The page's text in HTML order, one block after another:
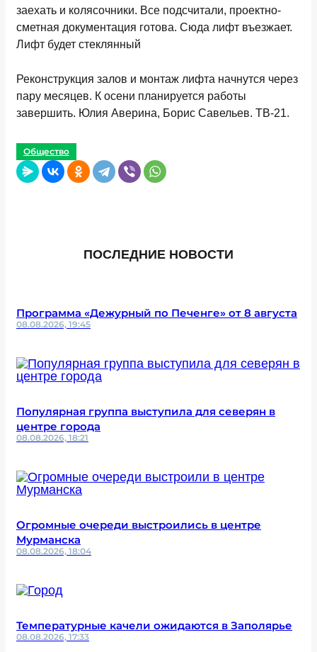
заехать и колясочники. Все подсчитали, проектно-
сметная документация готова. Сюда лифт въезжает.
Лифт будет стеклянный
Реконструкция залов и монтаж лифта начнутся через
пару месяцев. К осени планируется работы
завершить. Юлия Аверина, Борис Савельев. ТВ-21.
Общество
ПОСЛЕДНИЕ НОВОСТИ
Программа «Дежурный по Печенге» от 8 августа
08.08.2026, 19:45
Популярная группа выступила для северян в
центре города
08.08.2026, 18:21
Огромные очереди выстроились в центре
Мурманска
08.08.2026, 18:04
Температурные качели ожидаются в Заполярье
08.08.2026, 17:33